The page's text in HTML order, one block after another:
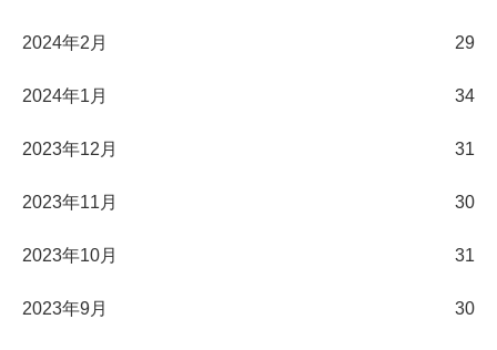
2024年2月 29
2024年1月 34
2023年12月 31
2023年11月 30
2023年10月 31
2023年9月 30